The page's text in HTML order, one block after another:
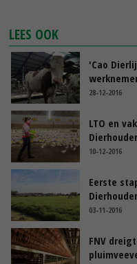
LEES OOK
'Cao
28-12-2016
LTO en
10-12-2016
Eerste
03-11-2016
FNV